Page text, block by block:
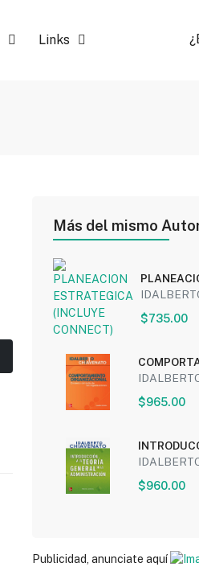
Links
Más del mismo
(INCLUYE
$735.00
$965.00
GENERAL
$960.00
Publicidad, anunciate aquí